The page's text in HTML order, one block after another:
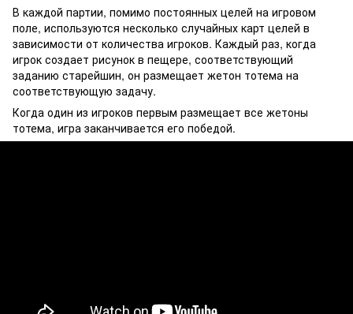
В каждой партии, помимо постоянных целей на игровом
поле, используются несколько случайных карт целей в
зависимости от количества игроков. Каждый раз, когда
игрок создает рисунок в пещере, соответствующий
заданию старейшин, он размещает жетон тотема на
соответствующую задачу.
Когда один из игроков первым размещает все жетоны
тотема, игра заканчивается его победой.